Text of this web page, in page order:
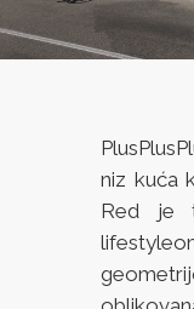
niz kuća
Red je